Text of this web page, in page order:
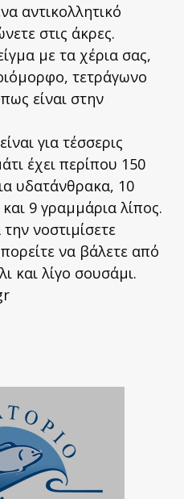
αντικολλητικό
στις άκρες.
με τα χέρια σας,
τετράγωνο
είναι στην
για τέσσερις
έχει περίπου 150
υδατάνθρακα, 10
9 γραμμάρια λίπος.
νοστιμίσετε
να βάλετε από
και λίγο σουσάμι.